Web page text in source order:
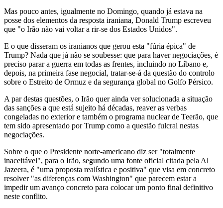
Mas pouco antes, igualmente no Domingo, quando já estava na
posse dos elementos da resposta iraniana, Donald Trump escreveu
que "o Irão não vai voltar a rir-se dos Estados Unidos".
E o que disseram os iranianos que gerou esta "fúria épica" de
Trump? Nada que já não se soubesse: que para haver negociações, é
preciso parar a guerra em todas as frentes, incluindo no Líbano e,
depois, na primeira fase negocial, tratar-se-á da questão do controlo
sobre o Estreito de Ormuz e da segurança global no Golfo Pérsico.
A par destas questões, o Irão quer ainda ver solucionada a situação
das sanções a que está sujeito há décadas, reaver as verbas
congeladas no exterior e também o programa nuclear de Teerão, que
tem sido apresentado por Trump como a questão fulcral nestas
negociações.
Sobre o que o Presidente norte-americano diz ser "totalmente
inaceitável", para o Irão, segundo uma fonte oficial citada pela Al
Jazeera, é "uma proposta realística e positiva" que visa em concreto
resolver "as diferenças com Washington" que parecem estar a
impedir um avanço concreto para colocar um ponto final definitivo
neste conflito.